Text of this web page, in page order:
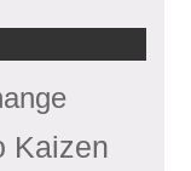
Kaizen